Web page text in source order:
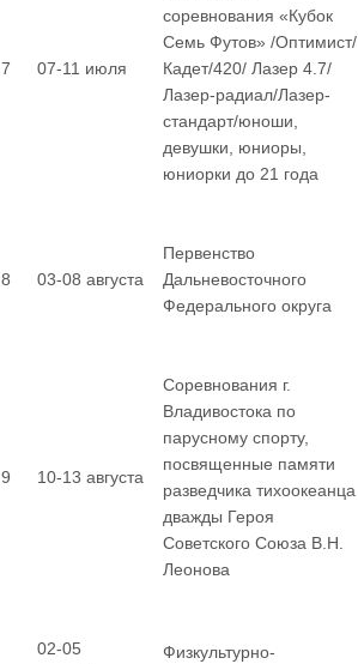
7 07-11 июля
соревнования «Кубок
Семь Футов» /Оптимист/
Кадет/420/ Лазер 4.7/
Лазер-радиал/Лазер-
стандарт/юноши,
девушки, юниоры,
юниорки до 21 года
8 03-08 августа
Первенство
Дальневосточного
Федерального округа
9 10-13 августа
Соревнования г.
Владивостока по
парусному спорту,
посвященные памяти
разведчика тихоокеанца
дважды Героя
Советского Союза В.Н.
Леонова
02-05
Физкультурно-